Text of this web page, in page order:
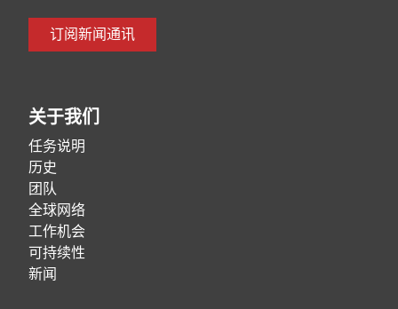
订阅新闻通讯
关于我们
任务说明
历史
团队
全球网络
工作机会
可持续性
新闻